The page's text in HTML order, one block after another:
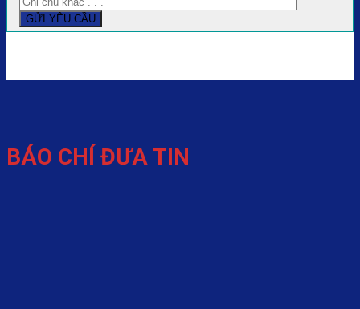
BÁO CHÍ ĐƯA TIN